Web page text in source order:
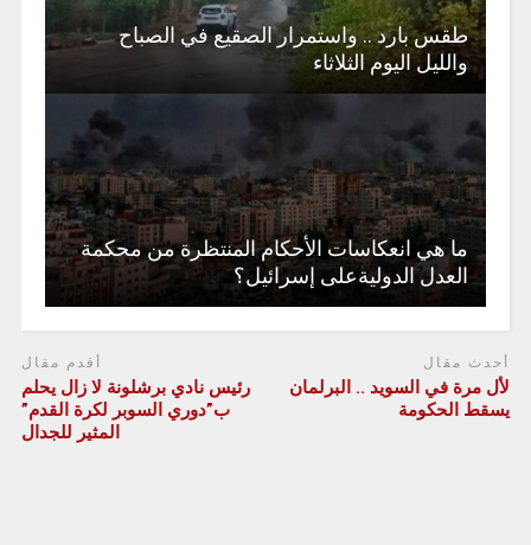
طقس بارد .. واستمرار الصقيع في الصباح
والليل اليوم الثلاثاء
ما هي انعكاسات الأحكام المنتظرة من محكمة
العدل الدوليةعلى إسرائيل؟
أحدث مقال
لأل مرة في السويد .. البرلمان
يسقط الحكومة
أقدم مقال
رئيس نادي برشلونة لا زال يحلم
ب”دوري السوبر لكرة القدم”
المثير للجدال